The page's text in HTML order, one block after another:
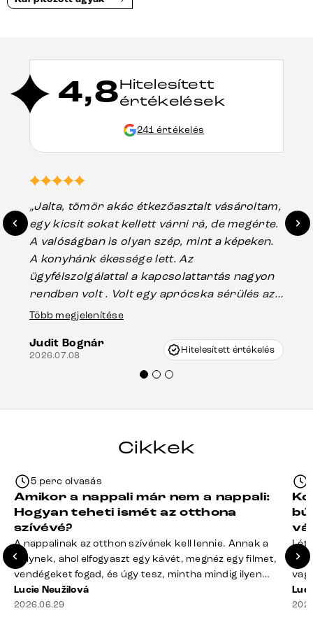
4,8Hitelesített
értékelések
241 értékelés
„Jalta, tömör akác étkezőasztalt vásároltam,
egy kicsit sokat kellett várni rá, de megérte.
A valóságban is olyan szép, mint a képeken.
A konyhánk ékessége lett. Az
ügyfélszolgálattal a kapcsolattartás nagyon
rendben volt . Volt egy aprócska sérülés az
asztal talpánál, ami szállításkor
nagyon korrekten jártak el az ügyemben.
Mindenkinek ajánlani tudom a Delife
Több megjelenítése
Judit Bognár
2026.07.08 Hitelesített értékelés
Cikkek
5 perc olvasás
Amikor a nappali már nem a nappali:
Hogyan teheti ismét az otthona
szívévé?
A nappalinak az otthon szívének kell lennie. Annak a
helynek, ahol elfogyaszt egy kávét, megnéz egy filmet,
vendégeket fogad, és úgy tesz, mintha mindig ilyen
rend lenne. A valóság? A takaró félig a kanapén hever,
a távirányító rejtélyes módon eltűnt, a dohányzóasztal
Lucie Neužilová
2026.06.29